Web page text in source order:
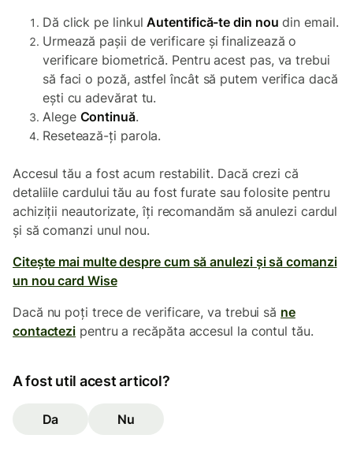
Dă click pe linkulAutentifică-te din nou din email.
Urmează pașii de verificare și finalizează o
verificare biometrică. Pentru acest pas, va trebui
să faci o poză, astfel încât să putem verifica dacă
ești cu adevărat tu.
Alege Continuă.
Resetează-ți parola.
Accesul tău a fost acum restabilit. Dacă crezi că
detaliile cardului tău au fost furate sau folosite pentru
achiziții neautorizate, îți recomandăm să anulezi cardul
și să comanzi unul nou.
Citește mai multe despre cum să anulezi și să comanzi
un nou card Wise
Dacă nu poți trece de verificare, va trebui să ne
contactezi pentru a recăpăta accesul la contul tău.
A fost util acest articol?
Da Nu